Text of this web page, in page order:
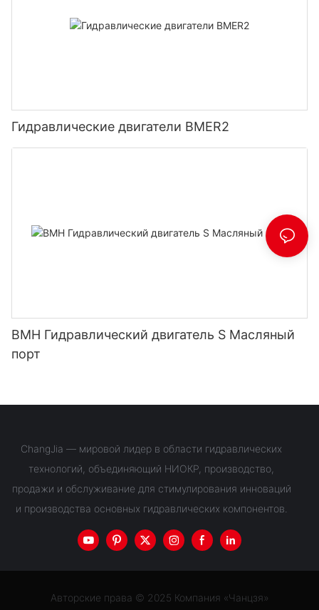
Гидравлические двигатели BMER2
BMH Гидравлический двигатель S Масляный
порт
ChangJia — мировой лидер в области гидравлических
технологий, объединяющий НИОКР, производство,
продажи и обслуживание для стимулирования инноваций
и производства основных гидравлических компонентов.
Авторские права © 2025 Компания «Чанцзя»